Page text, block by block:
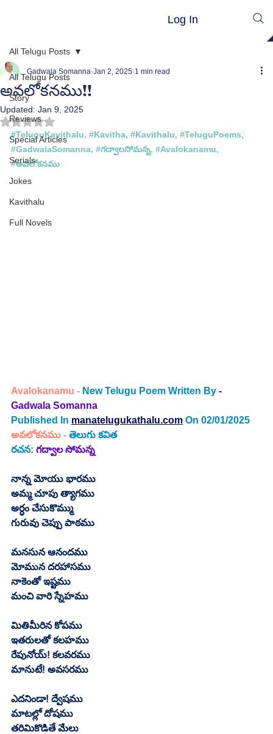
Log In
All Telugu Posts
Story
Reviews
Special Articles
Serials
Jokes
Kavithalu
Full Novels
All Telugu Posts
అవలోకనము!!
Gadwala Somanna Jan 2, 2025 1 min read
Updated: Jan 9, 2025
Rated NaN out of 5 stars.
#TeluguKavithalu, #Kavitha, #Kavithalu, #TeluguPoems,
#GadwalaSomanna, #గద్వాలసోమన్న, #Avalokanamu,
#అవలోకనము
Avalokanamu - New Telugu Poem Written By -
Gadwala Somanna
Published In manatelugukathalu.com On 02/01/2025
అవలోకనము - తెలుగు కవిత
రచన: గద్వాల సోమన్న
నాన్న మోయు భారము
అమ్మ చూపు త్యాగము
అర్ధం చేసుకొమ్ము
గురువు చెప్పు పాఠము
మనసున ఆనందము
మోమున దరహాసము
నాకెంతో ఇష్టము
మంచి వారి స్నేహము
మితిమీరిన కోపము
ఇతరులతో కలహము
రేపునోయ్! కలవరము
మానుటే! అవసరము
ఎదనిండా! ద్వేషము
మాటల్లో దోషము
తరిమికొడితే మేలు